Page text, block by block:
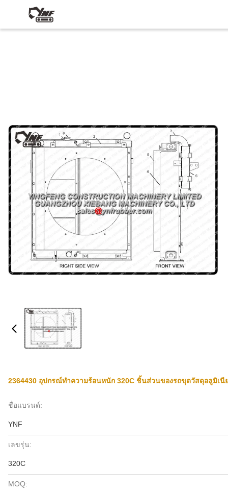
2364430 อุปกรณ์ทำความร้อนหนัก 320C ชิ้นส่วนของรถขุดวัสดุอลูมิเนี
ชื่อแบรนด์:
YNF
เลขรุ่น:
320C
MOQ: